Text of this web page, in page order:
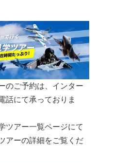
のご予約は、インター
話にて承っておりま
ツアー一覧ページにて
アーの詳細をご覧くだ